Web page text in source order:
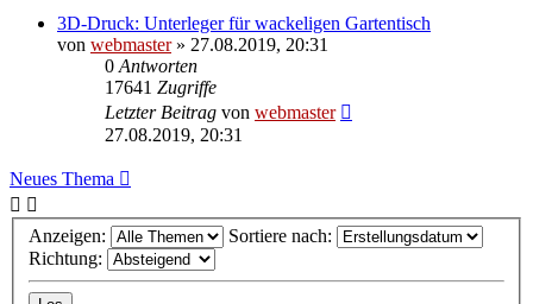
3D-Druck: Unterleger für wackeligen Gartentisch
von webmaster» 27.08.2019, 20:31
0 Antworten
17641 Zugriffe
Letzter Beitrag von webmaster
27.08.2019, 20:31
Neues Thema
Anzeigen:
Sortiere nach:
Richtung: